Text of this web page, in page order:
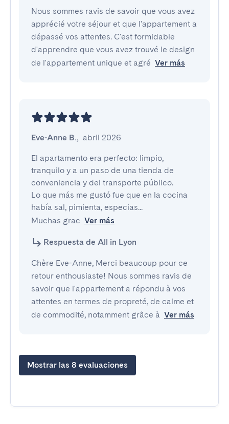
Nous sommes ravis de savoir que vous avez
apprécié votre séjour et que l'appartement a
dépassé vos attentes. C'est formidable
d'apprendre que vous avez trouvé le design
de l'appartement unique et agré Ver más
Eve-Anne B., abril 2026
El apartamento era perfecto: limpio,
tranquilo y a un paso de una tienda de
conveniencia y del transporte público.
Lo que más me gustó fue que en la cocina
había sal, pimienta, especias...
Muchas grac Ver más
Respuesta de All in Lyon
Chère Eve-Anne, Merci beaucoup pour ce
retour enthousiaste! Nous sommes ravis de
savoir que l'appartement a répondu à vos
attentes en termes de propreté, de calme et
de commodité, notamment grâce à Ver más
Mostrar las 8 evaluaciones